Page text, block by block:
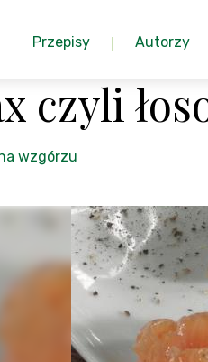
Przepisy Autorzy
czyli
wzgórzu